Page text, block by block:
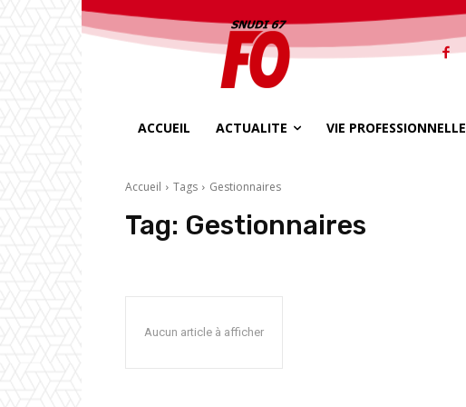
ACCUEIL ACTUALITE VIE PROFESSIONNELLE
Accueil Tags Gestionnaires
Tag: Gestionnaires
Aucun article à afficher